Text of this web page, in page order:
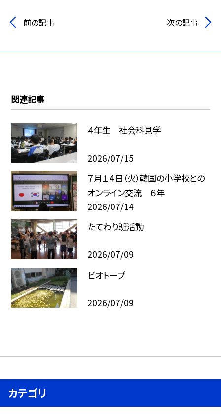
前の記事 次の記事
関連記事
４年生 社会科見学
2026/07/15
７月１４日（火）韓国の小学校との
オンライン交流 ６年
2026/07/14
たてわり班活動
2026/07/09
ビオトープ
2026/07/09
カテゴリ